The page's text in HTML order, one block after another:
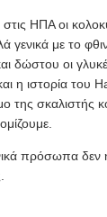
στις ΗΠΑ οι
γενικά με το
δώστου οι
η ιστορία του
της σκαλιστής
πρόσωπα δεν